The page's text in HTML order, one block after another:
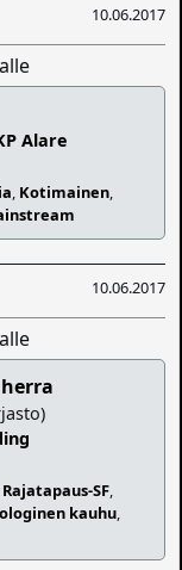
10.06.2017
Alare
, Kotimainen,
10.06.2017
Rajatapaus-SF,
kauhu,